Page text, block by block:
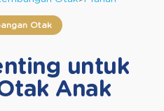
Otak
untuk
Anak